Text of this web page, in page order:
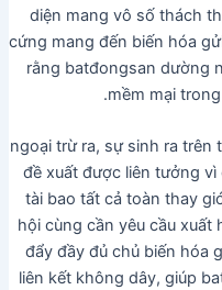
diện mang vô số thách
cứng mang đến biến hóa
rằng batđongsan dường
mềm mại
ngoại trừ ra, sự sinh ra
đề xuất được liên tưởng
tài bao tất cả toàn thay
hội cùng cần yêu cầu
đẩy đầy đủ chủ biến hóa
liên kết không dây, giúp